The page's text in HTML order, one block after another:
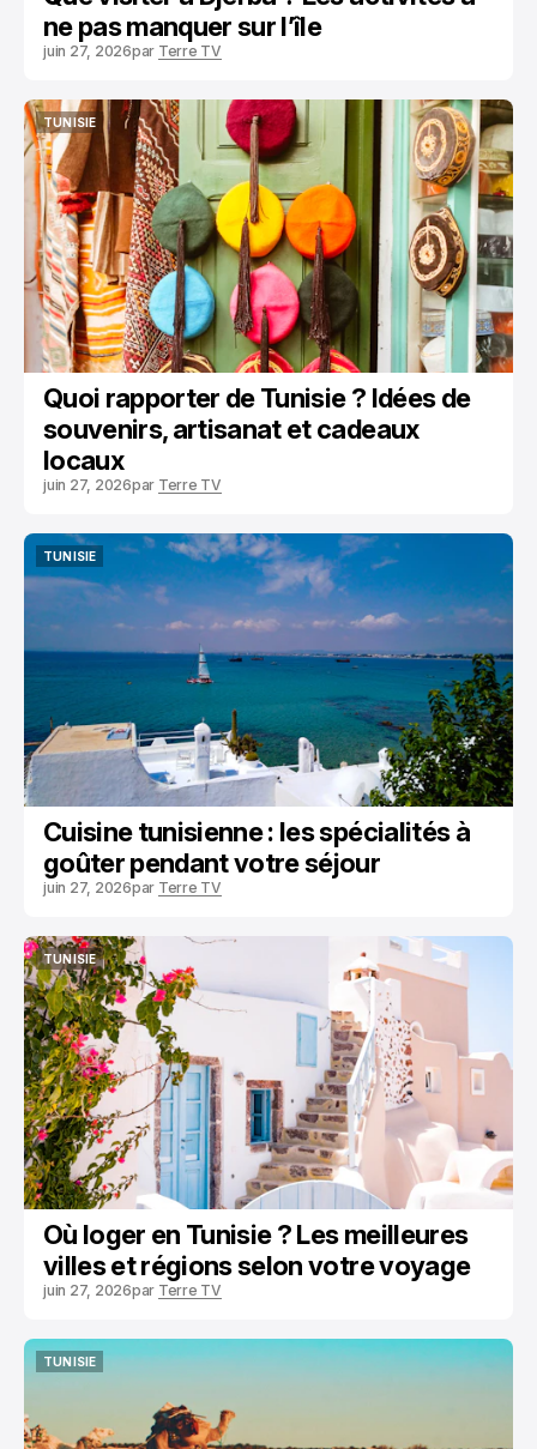
ne pas manquer sur l’île
juin 27, 2026par Terre TV
TUNISIE
TUNISIE
Quoi rapporter de Tunisie ? Idées de
souvenirs, artisanat et cadeaux
locaux
juin 27, 2026par Terre TV
TUNISIE
TUNISIE
Cuisine tunisienne : les spécialités à
goûter pendant votre séjour
juin 27, 2026par Terre TV
TUNISIE
TUNISIE
Où loger en Tunisie ? Les meilleures
villes et régions selon votre voyage
juin 27, 2026par Terre TV
TUNISIE